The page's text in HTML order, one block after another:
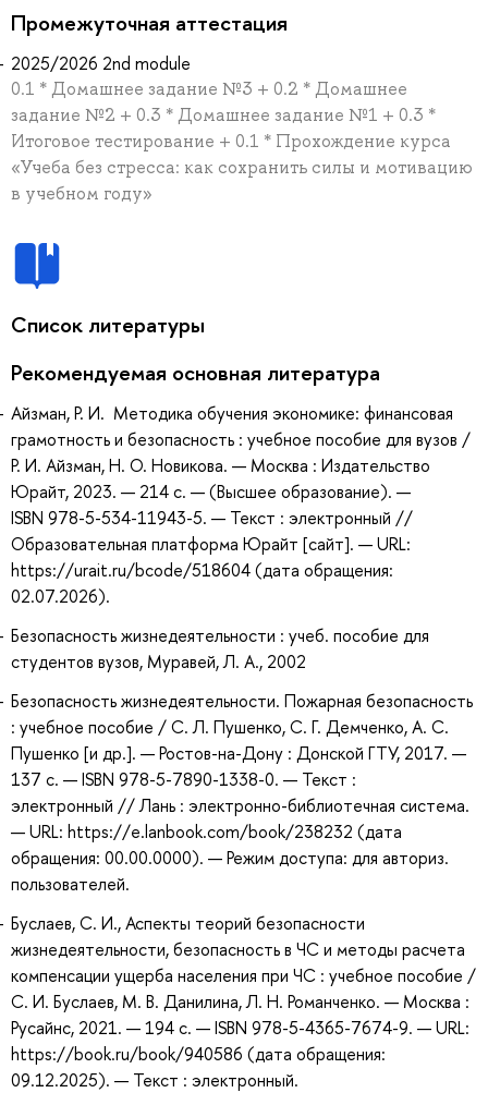
Промежуточная аттестация
2025/2026 2nd module
0.1 * Домашнее задание №3 + 0.2 * Домашнее
задание №2 + 0.3 * Домашнее задание №1 + 0.3 *
Итоговое тестирование + 0.1 * Прохождение курса
«Учеба без стресса: как сохранить силы и мотивацию
в учебном году»
Список литературы
Рекомендуемая основная литература
Айзман, Р. И. Методика обучения экономике: финансовая
грамотность и безопасность : учебное пособие для вузов /
Р. И. Айзман, Н. О. Новикова. — Москва : Издательство
Юрайт, 2023. — 214 с. — (Высшее образование). —
ISBN 978-5-534-11943-5. — Текст : электронный //
Образовательная платформа Юрайт [сайт]. — URL:
https://urait.ru/bcode/518604 (дата обращения:
02.07.2026).
Безопасность жизнедеятельности : учеб. пособие для
студентов вузов, Муравей, Л. А., 2002
Безопасность жизнедеятельности. Пожарная безопасность
: учебное пособие / С. Л. Пушенко, С. Г. Демченко, А. С.
Пушенко [и др.]. — Ростов-на-Дону : Донской ГТУ, 2017. —
137 с. — ISBN 978-5-7890-1338-0. — Текст :
электронный // Лань : электронно-библиотечная система.
— URL: https://e.lanbook.com/book/238232 (дата
обращения: 00.00.0000). — Режим доступа: для авториз.
пользователей.
Буслаев, С. И., Аспекты теорий безопасности
жизнедеятельности, безопасность в ЧС и методы расчета
компенсации ущерба населения при ЧС : учебное пособие /
С. И. Буслаев, М. В. Данилина, Л. Н. Романченко. — Москва :
Русайнс, 2021. — 194 с. — ISBN 978-5-4365-7674-9. — URL:
https://book.ru/book/940586 (дата обращения:
09.12.2025). — Текст : электронный.